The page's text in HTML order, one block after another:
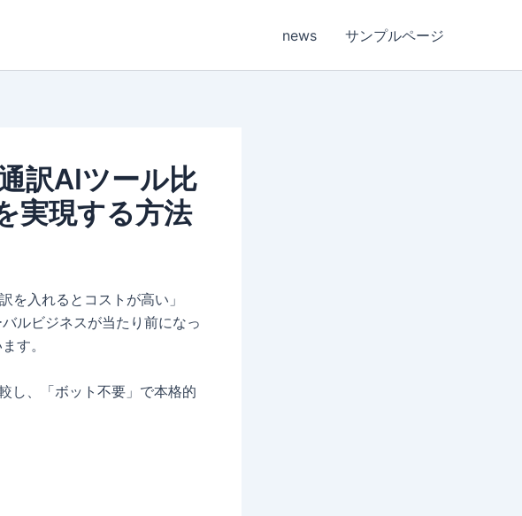
news サンプルページ
訳AIツール比
実現する方法
を入れるとコストが高い」
ルビジネスが当たり前になっ
す。
し、「ボット不要」で本格的